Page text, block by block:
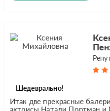
Шедеврально!
Итак две прекрасные
актрисы Натали Портман